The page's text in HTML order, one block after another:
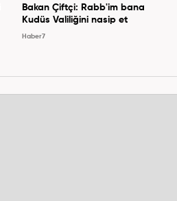
Bakan Çiftçi: Rabb'im bana
Kudüs Valiliğini nasip et
Haber7